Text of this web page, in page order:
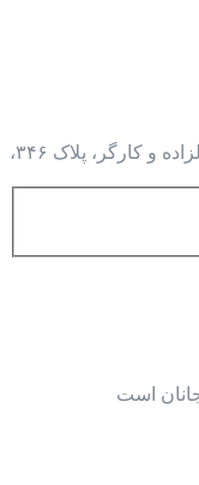
تهران، بلوار کشاورز، بین جمالزاده و کارگر، پلاک ۳۴۶،
است